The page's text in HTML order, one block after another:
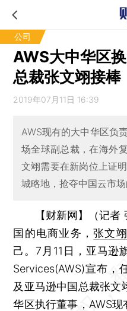
公司
AWS大中华区
总裁张文翊接棒
2019年07月11日 16:39
AWS现有的大中华区负
场全球副总裁，在海外
文翊需要在新岗位上证
城略地，抢夺中国云市
【财新网】（记者
国的电商业务，张文翊
己。7月11日，亚马逊
Services(AWS)宣布，
及亚马逊中国总裁张文
华区执行董事，AWS